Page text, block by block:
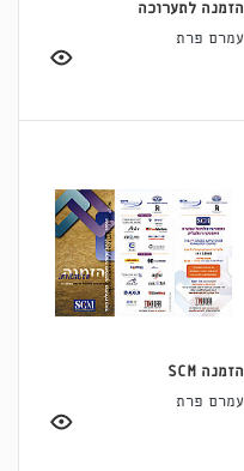
הזמנה לתערוכה
עמרם פרת
הזמנה SCM
עמרם פרת